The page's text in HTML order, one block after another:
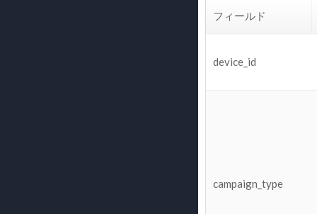
フィールド
device_id
campaign_type